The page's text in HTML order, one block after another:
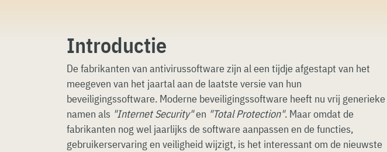
Introductie
De fabrikanten van antivirussoftware zijn al een tijdje afgestapt van het
meegeven van het jaartal aan de laatste versie van hun
beveiligingssoftware. Moderne beveiligingssoftware heeft nu vrij generieke
namen als "Internet Security"en "Total Protection". Maar omdat de
fabrikanten nog wel jaarlijks de software aanpassen en de functies,
gebruikerservaring en veiligheid wijzigt, is het interessant om de nieuwste